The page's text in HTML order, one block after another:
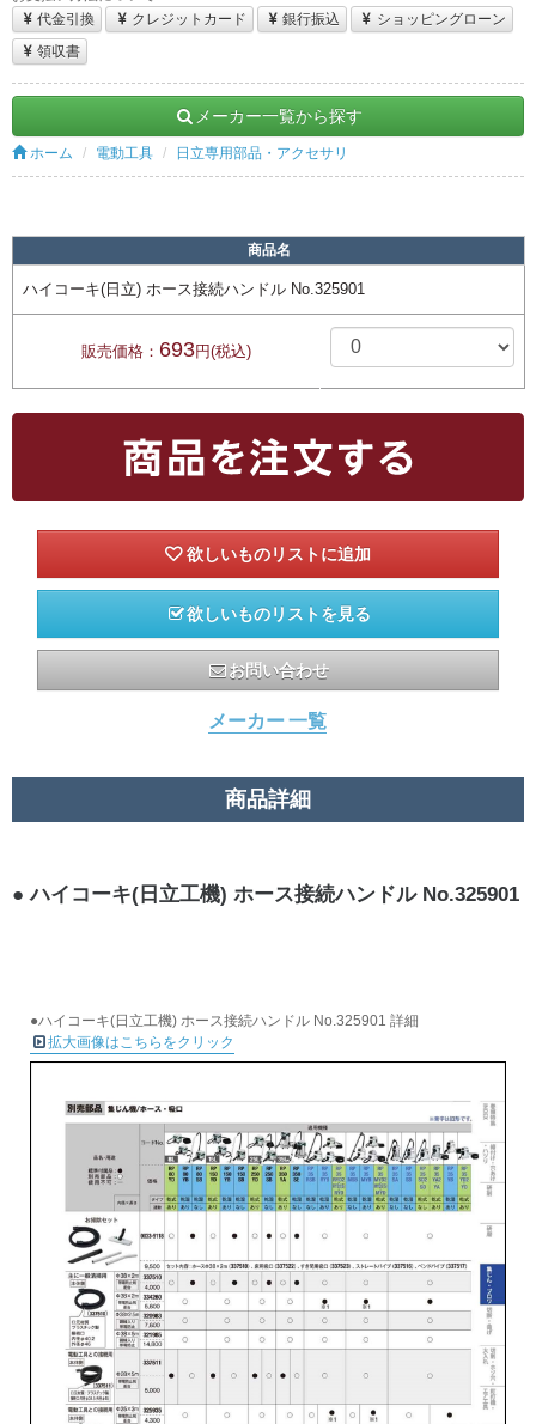
代金引換
クレジットカード 銀行振込
ショッピングローン
領収書
メーカー一覧から探す
ホーム 電動工具 日立専用部品・アクセサリ
商品名
ハイコーキ(日立) ホース接続ハンドル No.325901
販売価格： 693円(税込)
欲しいものリストを見る
お問い合わせ
メーカー 一覧
商品詳細
ハイコーキ(日立工機) ホース接続ハンドル No.325901
●ハイコーキ(日立工機) ホース接続ハンドル No.325901 詳細
拡大画像はこちらをクリック